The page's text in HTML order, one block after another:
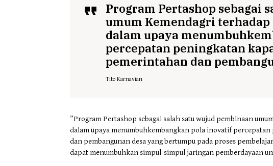
Program Pertashop sebagai
umum Kemendagri terhadap
dalam upaya
percepatan peningkatan
pemerintahan dan
Tito Karnavian
”Program Pertashop sebagai salah satu wujud pembinaan
dalam upaya menumbuhkembangkan pola inovatif
dan pembangunan desa yang bertumpu pada proses
dapat menumbuhkan simpul-simpul jaringan pemberdayaan